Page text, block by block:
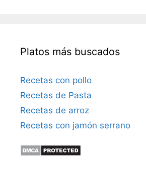
Platos más buscados
Recetas con pollo
Recetas de Pasta
Recetas de arroz
Recetas con jamón serrano